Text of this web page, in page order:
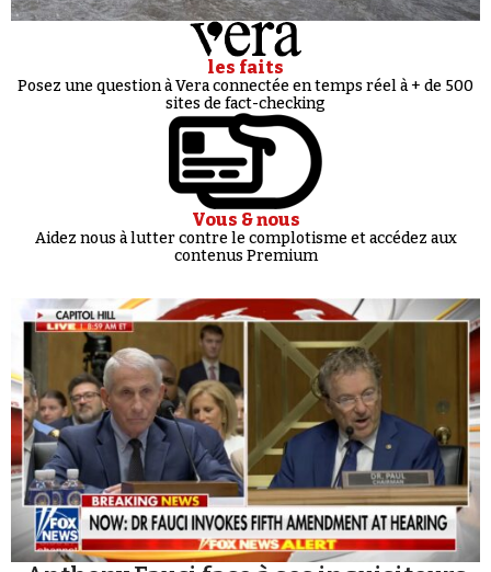
les faits
Posez une question à Vera connectée en temps réel à + de 500
sites de fact-checking
Vous & nous
Aidez nous à lutter contre le complotisme et accédez aux
contenus Premium